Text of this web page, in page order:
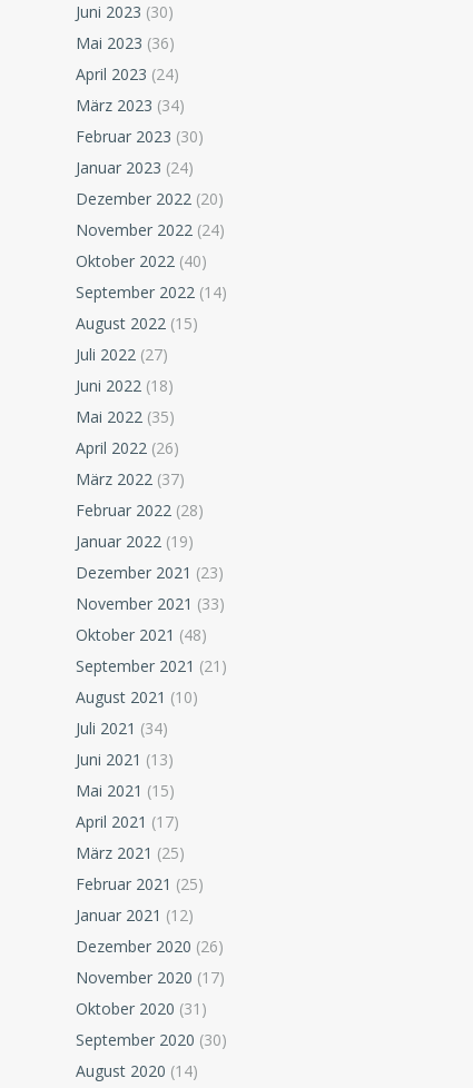
Juni 2023 (30)
Mai 2023 (36)
April 2023 (24)
März 2023 (34)
Februar 2023 (30)
Januar 2023 (24)
Dezember 2022 (20)
November 2022 (24)
Oktober 2022 (40)
September 2022 (14)
August 2022 (15)
Juli 2022 (27)
Juni 2022 (18)
Mai 2022 (35)
April 2022 (26)
März 2022 (37)
Februar 2022 (28)
Januar 2022 (19)
Dezember 2021 (23)
November 2021 (33)
Oktober 2021 (48)
September 2021 (21)
August 2021 (10)
Juli 2021 (34)
Juni 2021 (13)
Mai 2021 (15)
April 2021 (17)
März 2021 (25)
Februar 2021 (25)
Januar 2021 (12)
Dezember 2020 (26)
November 2020 (17)
Oktober 2020 (31)
September 2020 (30)
August 2020 (14)